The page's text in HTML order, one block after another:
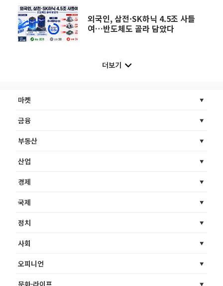
외국인, 삼전·SK하닉 4.5조 사들
여…반도체도 골라 담았다
더보기
마켓
금융
부동산
산업
경제
국제
정치
사회
오피니언
문화·라이프